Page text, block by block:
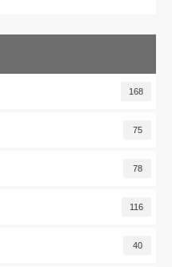
168
75
78
116
40